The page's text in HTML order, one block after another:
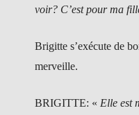
voir? C’est pour ma
Brigitte s’exécute de
merveille.
BRIGITTE: « Elle est